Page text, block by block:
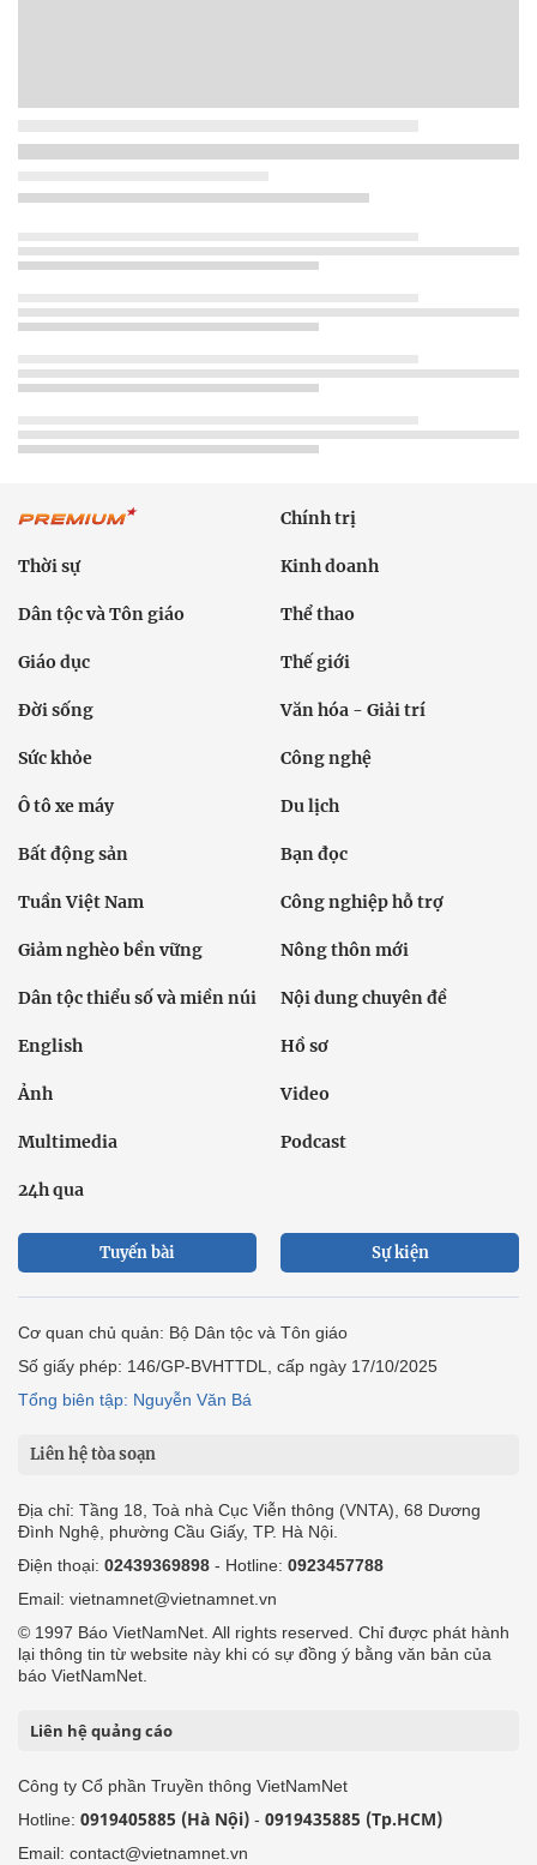
Chính trị
Thời sự Kinh doanh
Dân tộc và Tôn giáo Thể thao
Giáo dục Thế giới
Đời sống Văn hóa - Giải trí
Sức khỏe Công nghệ
Ô tô xe máy Du lịch
Bất động sản Bạn đọc
Tuần Việt Nam Công nghiệp hỗ trợ
Giảm nghèo bền vững Nông thôn mới
Dân tộc thiểu số và miền núi Nội dung chuyên đề
English Hồ sơ
Ảnh Video
Multimedia Podcast
24h qua
Tuyến bài Sự kiện
Cơ quan chủ quản: Bộ Dân tộc và Tôn giáo
Số giấy phép: 146/GP-BVHTTDL, cấp ngày 17/10/2025
Tổng biên tập: Nguyễn Văn Bá
Liên hệ tòa soạn
Địa chỉ: Tầng 18, Toà nhà Cục Viễn thông (VNTA), 68 Dương
Đình Nghệ, phường Cầu Giấy, TP. Hà Nội.
Điện thoại: 02439369898 - Hotline: 0923457788
Email: vietnamnet@vietnamnet.vn
© 1997 Báo VietNamNet. All rights reserved. Chỉ được phát hành
lại thông tin từ website này khi có sự đồng ý bằng văn bản của
báo VietNamNet.
Liên hệ quảng cáo
Công ty Cổ phần Truyền thông VietNamNet
Hotline: 0919405885 (Hà Nội) - 0919435885 (Tp.HCM)
Email: contact@vietnamnet.vn